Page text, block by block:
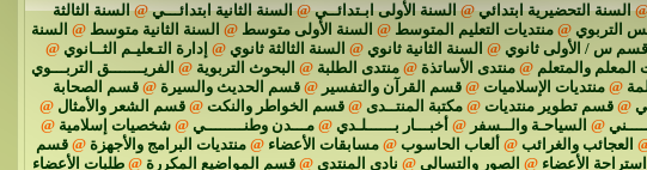
السنة التحضيرية ابتدائي @السنة الأولى ابـتدائــي @السنة الثانية ابتدائـــي @السنة الثالثة
التربوي @ منتديات التعليم المتوسط @ السنة الأولى متوسط @ السنة الثانية متوسط @ السنة
قسم س / الأولى ثانوي @ السنة الثانية ثانوي @ السنة الثالثة ثانوي @ إدارة التـعليـم الثــانوي @
المعلم والمتعلم @ منتدى الأساتذة @ منتدى الطلبة @ البحوث التربوية @ الفريـــــــق التربـــوي
@ منتديات الإسلاميات @ قسم القرآن والتفسير @ قسم الحديث والسيرة @ قسم الصحابة
@ قسم تطوير منتديات @ مكتبة المنتــدى @ قسم الخواطر والنكت @ قسم الشعر والأمثال @
@ السياحـة والــسفر @ أخبـــار بــــــلـدي @مـــدن وطنــــــــي @شخصيات إسلامية @
العجائب والغرائب @ ألعاب الحاسوب @مسابقات الأعضاء @منتديات البرامج والأجهزة @قسم
استراحة الأعضاء @ الصور والتسالي @ نادي المنتدى @قسم المواضيع المكررة @طلبات الأعضاء